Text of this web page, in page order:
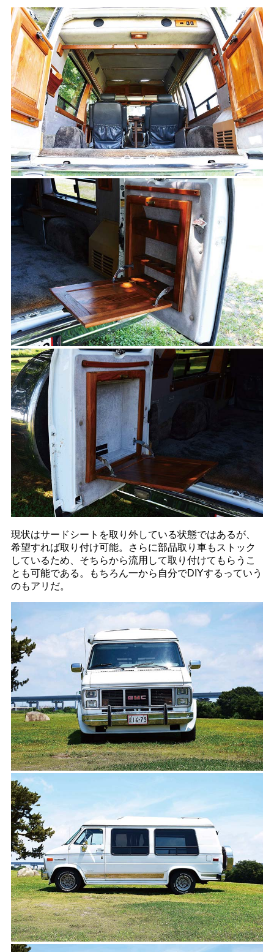
現状はサードシートを取り外している状態ではあるが、
希望すれば取り付け可能。さらに部品取り車もストック
しているため、そちらから流用して取り付けてもらうこ
とも可能である。もちろん一から自分でDIYするっていう
のもアリだ。